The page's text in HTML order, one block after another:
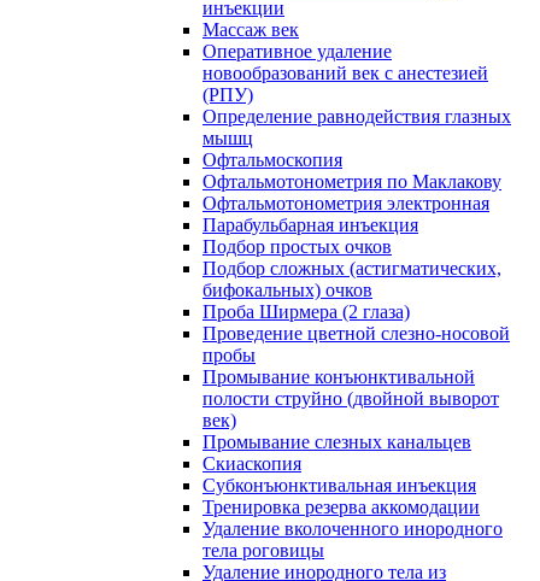
инъекции
Массаж век
Оперативное удаление
новообразований век с анестезией
(РПУ)
Определение равнодействия глазных
мышц
Офтальмоскопия
Офтальмотонометрия по Маклакову
Офтальмотонометрия электронная
Парабульбарная инъекция
Подбор простых очков
Подбор сложных (астигматических,
бифокальных) очков
Проба Ширмера (2 глаза)
Проведение цветной слезно-носовой
пробы
Промывание конъюнктивальной
полости струйно (двойной выворот
век)
Промывание слезных канальцев
Скиаскопия
Субконъюнктивальная инъекция
Тренировка резерва аккомодации
Удаление вколоченного инородного
тела роговицы
Удаление инородного тела из